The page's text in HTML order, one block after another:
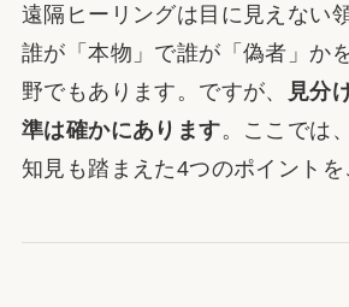
遠隔ヒーリングは目に見えない
誰が「本物」で誰が「偽者」か
野でもあります。ですが、
見分
準は確かにあります。ここでは
知見も踏まえた4つのポイントを